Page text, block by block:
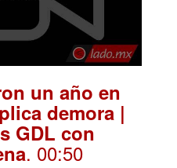
un año en
demora |
GDL con
. 00:50